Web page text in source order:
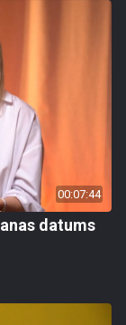
00:07:44
datums